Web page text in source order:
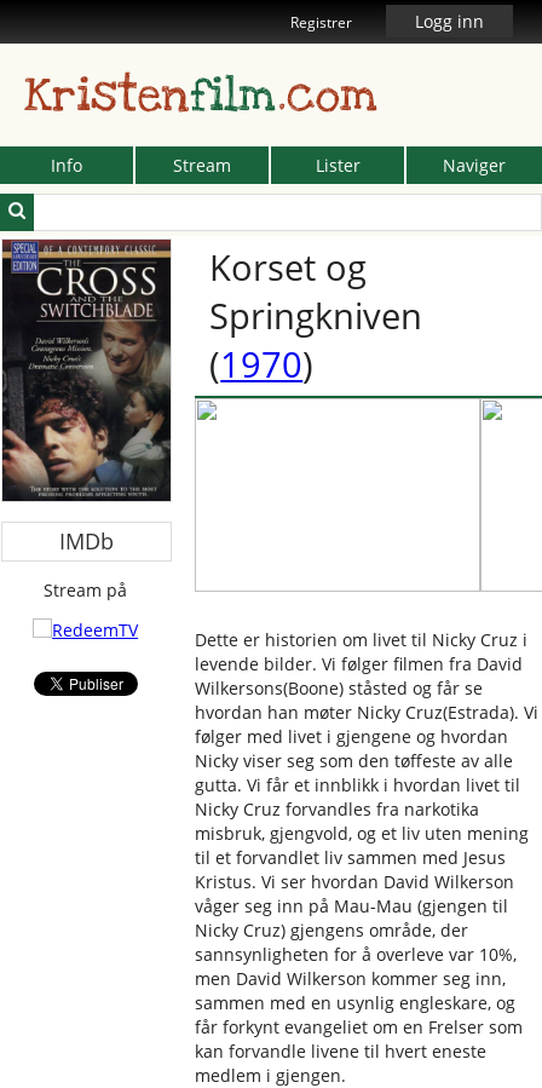
Registrer Logg inn
Kristenfilm.com
Info Stream Lister Naviger
IMDb
Stream på
Korset og
Springkniven
(1970)
Dette er historien om livet til Nicky Cruz i
levende bilder. Vi følger filmen fra David
Wilkersons(Boone) ståsted og får se
hvordan han møter Nicky Cruz(Estrada). Vi
følger med livet i gjengene og hvordan
Nicky viser seg som den tøffeste av alle
gutta. Vi får et innblikk i hvordan livet til
Nicky Cruz forvandles fra narkotika
misbruk, gjengvold, og et liv uten mening
til et forvandlet liv sammen med Jesus
Kristus. Vi ser hvordan David Wilkerson
våger seg inn på Mau-Mau (gjengen til
Nicky Cruz) gjengens område, der
sannsynligheten for å overleve var 10%,
men David Wilkerson kommer seg inn,
sammen med en usynlig engleskare, og
får forkynt evangeliet om en Frelser som
kan forvandle livene til hvert eneste
medlem i gjengen.